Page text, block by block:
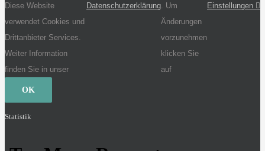
Diese Website
verwendet Cookies und
Drittanbieter Services.
Weiter Information
finden Sie in unser
Datenschutzerklärung . Um
Änderungen
vorzunehmen
klicken Sie
auf
Einstellungen
OK
Statistik